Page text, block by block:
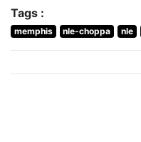
Tags :
memphis nle-choppa nle